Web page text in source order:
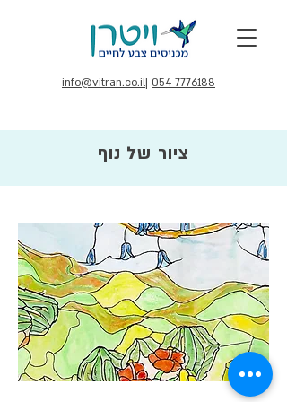
info@vitran.co.il| 054-7776188
ציור של נוף